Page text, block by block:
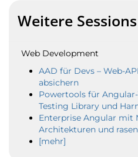
Weitere
Web Development
AAD für Devs – Web-
absichern
Powertools für
Testing Library und
Enterprise Angular mit
Architekturen und
[mehr]